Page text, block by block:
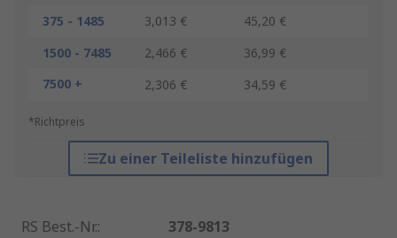
375 - 1485
3,013 €
45,20 €
1500 - 7485
2,466 €
36,99 €
7500 +
2,306 € 34,59 €
*Richtpreis
Zu einer Teileliste hinzufügen
RS Best.-Nr.:
378-9813